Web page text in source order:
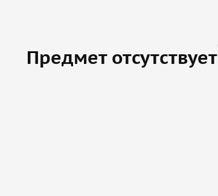
Предмет отсутствует